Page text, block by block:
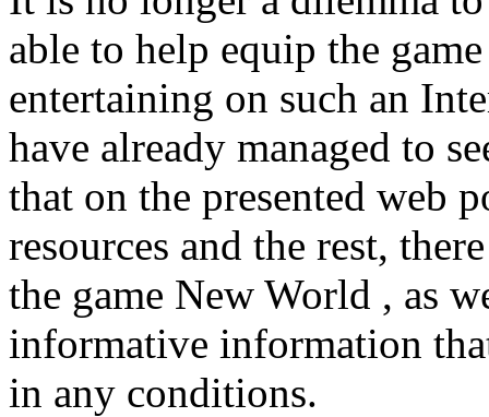
able to help equip the
entertaining on such an
have already managed to
that on the presented web
resources and the rest,
the game New World , as
informative information
in any conditions.